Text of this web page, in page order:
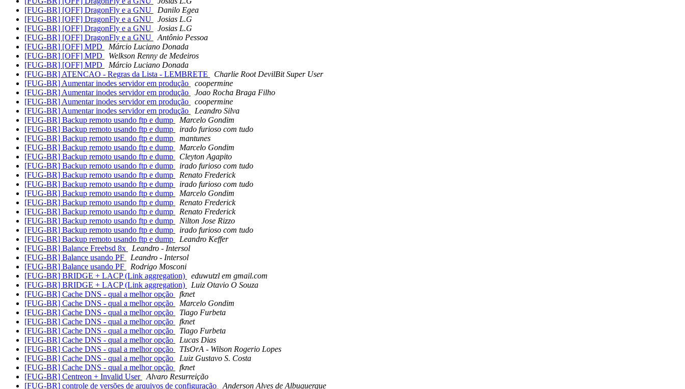
[FUG-BR] [OFF] DragonFly e a GNU
Danilo Egea
[FUG-BR] [OFF] DragonFly e a GNU
Josias L.G
[FUG-BR] [OFF] DragonFly e a GNU
Josias L.G
[FUG-BR] [OFF] DragonFly e a GNU
Antônio Pessoa
[FUG-BR] [OFF] MPD
Márcio Luciano Donada
[FUG-BR] [OFF] MPD
Welkson Renny de Medeiros
[FUG-BR] [OFF] MPD
Márcio Luciano Donada
[FUG-BR] ATENCAO - Regras da Lista - LEMBRETE
Charlie Root DevilBit Super User
[FUG-BR] Aumentar inodes servidor em produção
coopermine
[FUG-BR] Aumentar inodes servidor em produção
Joao Rocha Braga Filho
[FUG-BR] Aumentar inodes servidor em produção
coopermine
[FUG-BR] Aumentar inodes servidor em produção
Leandro Silva
[FUG-BR] Backup remoto usando ftp e dump
Marcelo Gondim
[FUG-BR] Backup remoto usando ftp e dump
irado furioso com tudo
[FUG-BR] Backup remoto usando ftp e dump
mantunes
[FUG-BR] Backup remoto usando ftp e dump
Marcelo Gondim
[FUG-BR] Backup remoto usando ftp e dump
Cleyton Agapito
[FUG-BR] Backup remoto usando ftp e dump
irado furioso com tudo
[FUG-BR] Backup remoto usando ftp e dump
Renato Frederick
[FUG-BR] Backup remoto usando ftp e dump
irado furioso com tudo
[FUG-BR] Backup remoto usando ftp e dump
Marcelo Gondim
[FUG-BR] Backup remoto usando ftp e dump
Renato Frederick
[FUG-BR] Backup remoto usando ftp e dump
Renato Frederick
[FUG-BR] Backup remoto usando ftp e dump
Nilton Jose Rizzo
[FUG-BR] Backup remoto usando ftp e dump
irado furioso com tudo
[FUG-BR] Backup remoto usando ftp e dump
Leandro Keffer
[FUG-BR] Balance Freebsd 8x
Leandro - Intersol
[FUG-BR] Balance usando PF
Leandro - Intersol
[FUG-BR] Balance usando PF
Rodrigo Mosconi
[FUG-BR] BRIDGE + LACP (Link aggregation)
eduwutzl em gmail.com
[FUG-BR] BRIDGE + LACP (Link aggregation)
Luiz Otavio O Souza
[FUG-BR] Cache DNS - qual a melhor opção
fknet
[FUG-BR] Cache DNS - qual a melhor opção
Marcelo Gondim
[FUG-BR] Cache DNS - qual a melhor opção
Tiago Furbeta
[FUG-BR] Cache DNS - qual a melhor opção
fknet
[FUG-BR] Cache DNS - qual a melhor opção
Tiago Furbeta
[FUG-BR] Cache DNS - qual a melhor opção
Lucas Dias
[FUG-BR] Cache DNS - qual a melhor opção
TIsOrA - Wilson Rogerio Lopes
[FUG-BR] Cache DNS - qual a melhor opção
Luiz Gustavo S. Costa
[FUG-BR] Cache DNS - qual a melhor opção
fknet
[FUG-BR] Centreon + Invalid User
Alvaro Resurreição
[FUG-BR] controle de versões de arquivos de configuração
Anderson Alves de Albuquerque